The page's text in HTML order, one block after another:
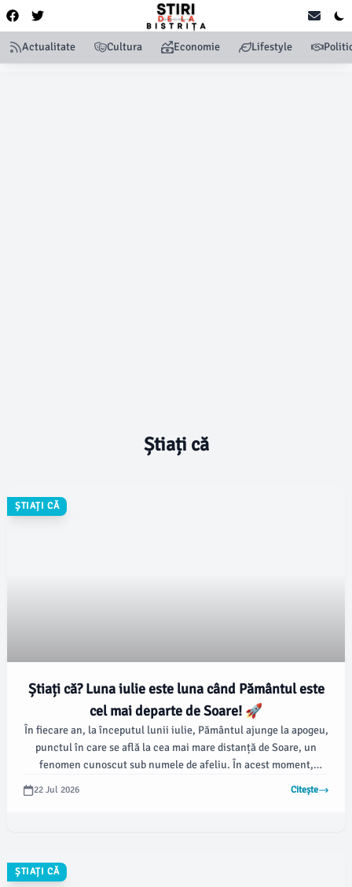
Actualitate Cultura Economie Lifestyle
Știați că
ȘTIAȚI CĂ
Știați că? Luna iulie este luna când Pământul este
cel mai departe de Soare! 🚀
În fiecare an, la începutul lunii iulie, Pământul ajunge la apogeu,
punctul în care se află la cea mai mare distanță de Soare, un
fenomen cunoscut sub numele de afeliu. În acest moment,
22 Jul 2026 Citește
ȘTIAȚI CĂ